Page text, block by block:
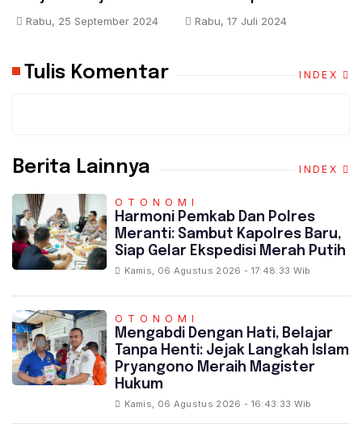
Rabu, 25 September 2024
Pembangunan Kampus
Rabu, 17 Juli 2024
Tulis Komentar INDEX
Berita Lainnya INDEX
OTONOMI
Harmoni Pemkab Dan Polres
Meranti: Sambut Kapolres Baru,
Siap Gelar Ekspedisi Merah Putih
Kamis, 06 Agustus 2026 - 17:48:33 Wib
OTONOMI
Mengabdi Dengan Hati, Belajar
Tanpa Henti: Jejak Langkah Islam
Pryangono Meraih Magister
Hukum
Kamis, 06 Agustus 2026 - 16:43:33 Wib